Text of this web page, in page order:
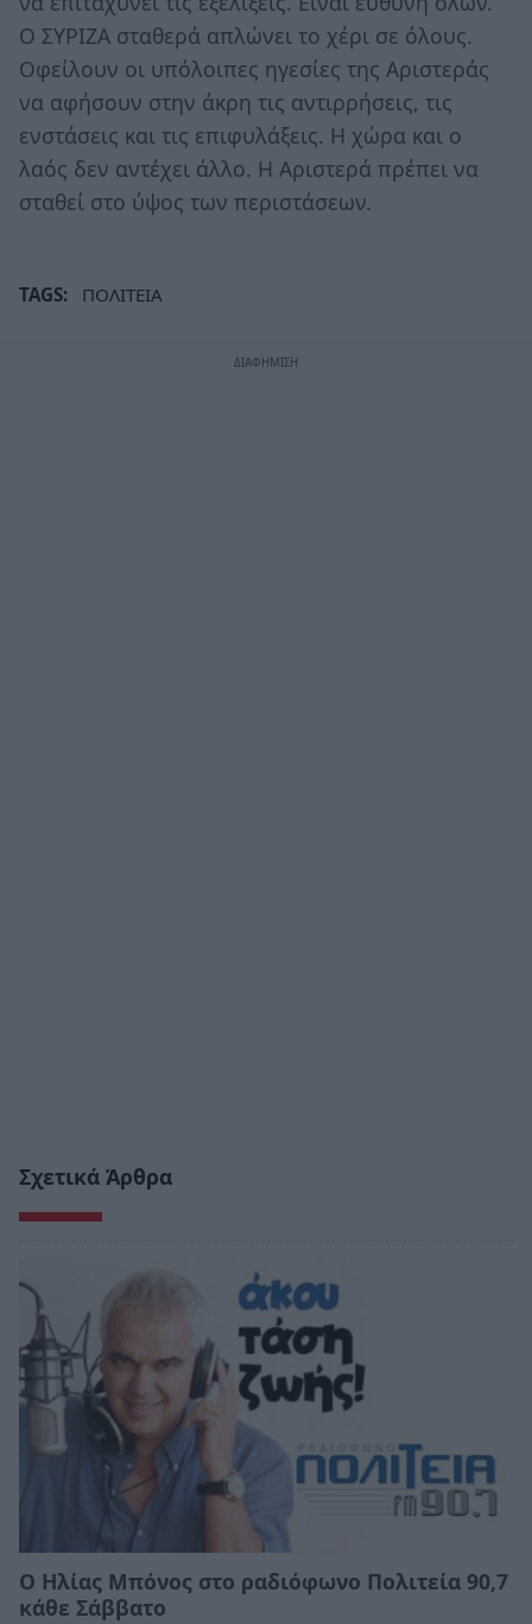
Ο ΣΥΡΙΖΑ σταθερά απλώνει το χέρι σε όλους.
Οφείλουν οι υπόλοιπες ηγεσίες της Αριστεράς
να αφήσουν στην άκρη τις αντιρρήσεις, τις
ενστάσεις και τις επιφυλάξεις. Η χώρα και ο
λαός δεν αντέχει άλλο. Η Αριστερά πρέπει να
σταθεί στο ύψος των περιστάσεων.
TAGS: ΠΟΛΙΤΕΙΑ
Σχετικά Άρθρα
Ο Ηλίας Μπόνος στο ραδιόφωνο Πολιτεία 90,7
κάθε Σάββατο